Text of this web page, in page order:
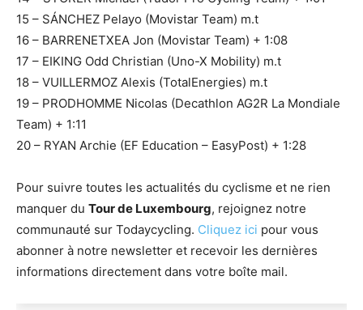
15 – SÁNCHEZ Pelayo (Movistar Team) m.t
16 – BARRENETXEA Jon (Movistar Team) + 1:08
17 – EIKING Odd Christian (Uno-X Mobility) m.t
18 – VUILLERMOZ Alexis (TotalEnergies) m.t
19 – PRODHOMME Nicolas (Decathlon AG2R La Mondiale
Team) + 1:11
20 – RYAN Archie (EF Education – EasyPost) + 1:28
Pour suivre toutes les actualités du cyclisme et ne rien
manquer du Tour de Luxembourg, rejoignez notre
communauté sur Todaycycling. Cliquez ici pour vous
abonner à notre newsletter et recevoir les dernières
informations directement dans votre boîte mail.